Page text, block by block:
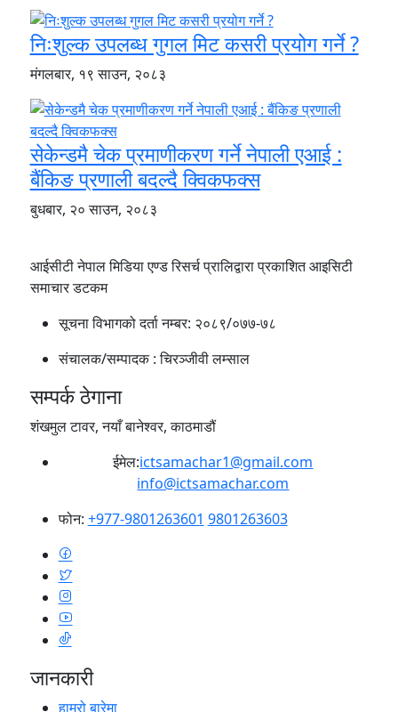
निःशुल्क उपलब्ध गुगल मिट कसरी प्रयोग गर्ने ?
मंगलबार, १९ साउन, २०८३
सेकेन्डमै चेक प्रमाणीकरण गर्ने नेपाली एआई :
बैंकिङ प्रणाली बदल्दै क्विकफक्स
बुधबार, २० साउन, २०८३
आईसीटी नेपाल मिडिया एण्ड रिसर्च प्रालिद्वारा प्रकाशित आइसिटी
समाचार डटकम
सूचना विभागको दर्ता नम्बर: २०८९/०७७-७८
संचालक/सम्पादक :चिरञ्जीवी लम्साल
सम्पर्क ठेगाना
शंखमुल टावर, नयाँ बानेश्वर, काठमाडौं
ईमेल:ictsamachar1@gmail.com
info@ictsamachar.com
फोन: +977-9801263601 9801263603
जानकारी
हाम्रो बारेमा